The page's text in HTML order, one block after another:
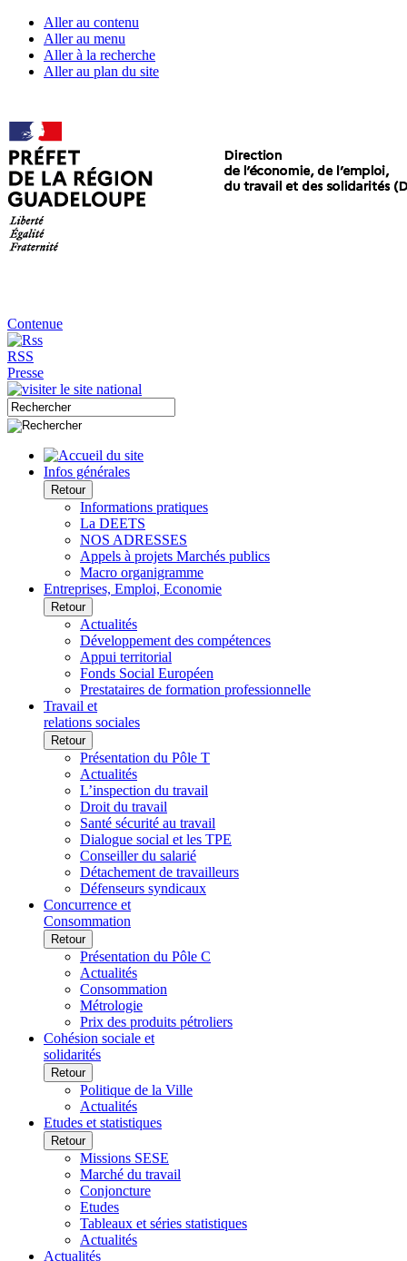
Aller au contenu
Aller au menu
Aller à la recherche
Aller au plan du site
Contenue
RSS
Presse
Infos générales
Retour
Informations pratiques
La DEETS
NOS ADRESSES
Appels à projets Marchés publics
Macro organigramme
Entreprises, Emploi, Economie
Retour
Actualités
Développement des compétences
Appui territorial
Fonds Social Européen
Prestataires de formation professionnelle
Travail et
relations sociales
Retour
Présentation du Pôle T
Actualités
L’inspection du travail
Droit du travail
Santé sécurité au travail
Dialogue social et les TPE
Conseiller du salarié
Détachement de travailleurs
Défenseurs syndicaux
Concurrence et
Consommation
Retour
Présentation du Pôle C
Actualités
Consommation
Métrologie
Prix des produits pétroliers
Cohésion sociale et
solidarités
Retour
Politique de la Ville
Actualités
Etudes et statistiques
Retour
Missions SESE
Marché du travail
Conjoncture
Etudes
Tableaux et séries statistiques
Actualités
Actualités